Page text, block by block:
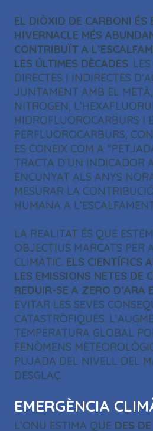
EL DIÒXID DE CARBONI ÉS
HIVERNACLE MÉS
CONTRIBUÏT A
LES ÚLTIMES DÈCADES.
DIRECTES I INDIRECTES
JUNTAMENT AMB EL
NITROGEN,
HIDROFLUOROCARBURS I
PERFLUOROCARBURS,
ES CONEIX COM A
TRACTA D’UN INDICADOR
ENCUNYAT ALS ANYS
MESURAR LA
HUMANA A
LA REALITAT ÉS QUE
OBJECTIUS MARCATS PER
CLIMÀTIC. ELS CIENTÍFICS
LES EMISSIONS NETES DE
REDUIR-SE A ZERO D’ARA
EVITAR LES SEVES
CATASTRÒFIQUES.
TEMPERATURA GLOBAL
FENÒMENS
PUJADA DEL NIVELL DEL
DESGLAÇ.
EMERGÈNCIA
L’ONU ESTIMA QUE DES